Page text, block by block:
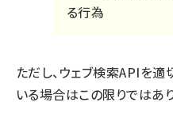
る行為
ただし、ウェブ検索APIを
いる場合はこの限りではあ